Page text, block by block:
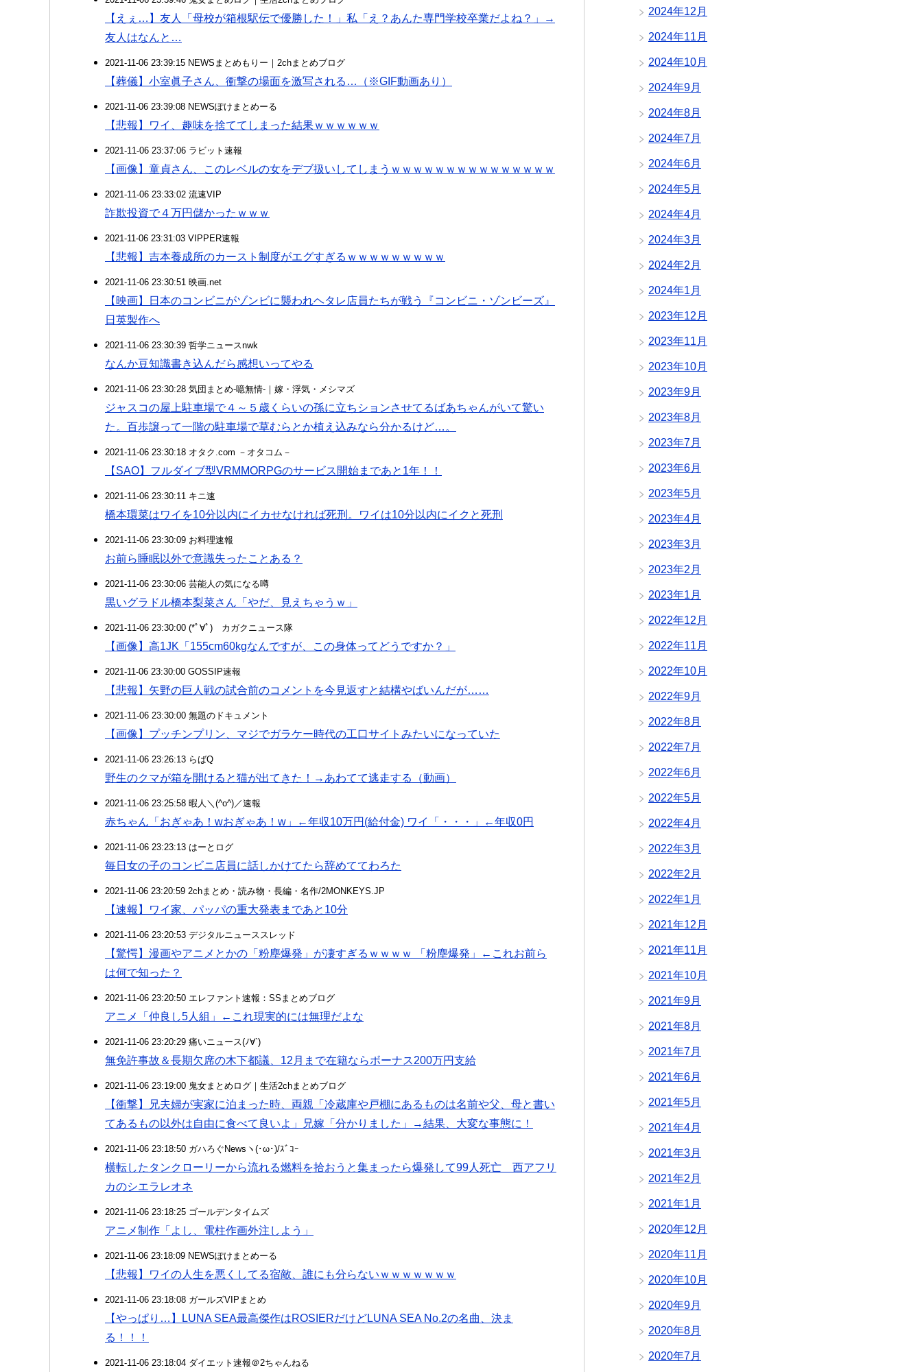
【えぇ…】友人「母校が箱根駅伝で優勝した！」私「え？あんた専門学校卒業だよね？」→
友人はなんと…
2021-11-06 23:39:15 NEWSまとめもりー｜2chまとめブログ
【葬儀】小室眞子さん、衝撃の場面を激写される…（※GIF動画あり）
2021-11-06 23:39:08 NEWSぽけまとめーる
【悲報】ワイ、趣味を捨ててしまった結果ｗｗｗｗｗｗ
2021-11-06 23:37:06 ラビット速報
【画像】童貞さん、このレベルの女をデブ扱いしてしまうｗｗｗｗｗｗｗｗｗｗｗｗｗｗｗ
2021-11-06 23:33:02 流速VIP
詐欺投資で４万円儲かったｗｗｗ
2021-11-06 23:31:03 VIPPER速報
【悲報】吉本養成所のカースト制度がエグすぎるｗｗｗｗｗｗｗｗｗ
2021-11-06 23:30:51 映画.net
【映画】日本のコンビニがゾンビに襲われヘタレ店員たちが戦う『コンビニ・ゾンビーズ』
日英製作へ
2021-11-06 23:30:39 哲学ニュースnwk
なんか豆知識書き込んだら感想いってやる
2021-11-06 23:30:28 気団まとめ-噫無情-｜嫁・浮気・メシマズ
ジャスコの屋上駐車場で４～５歳くらいの孫に立ちションさせてるばあちゃんがいて驚い
た。百歩譲って一階の駐車場で草むらとか植え込みなら分かるけど…。
2021-11-06 23:30:18 オタク.com －オタコム－
【SAO】フルダイブ型VRMMORPGのサービス開始まであと1年！！
2021-11-06 23:30:11 キニ速
橋本環菜はワイを10分以内にイカせなければ死刑。ワイは10分以内にイクと死刑
2021-11-06 23:30:09 お料理速報
お前ら睡眠以外で意識失ったことある？
2021-11-06 23:30:06 芸能人の気になる噂
黒いグラドル橋本梨菜さん「やだ、見えちゃうｗ」
2021-11-06 23:30:00 (*ﾟ∀ﾟ)ゞカガクニュース隊
【画像】高1JK「155cm60kgなんですが、この身体ってどうですか？」
2021-11-06 23:30:00 GOSSIP速報
【悲報】矢野の巨人戦の試合前のコメントを今見返すと結構やばいんだが……
2021-11-06 23:30:00 無題のドキュメント
【画像】プッチンプリン、マジでガラケー時代の工口サイトみたいになっていた
2021-11-06 23:26:13 らばQ
野生のクマが箱を開けると猫が出てきた！→あわてて逃走する（動画）
2021-11-06 23:25:58 暇人＼(^o^)／速報
赤ちゃん「おぎゃあ！wおぎゃあ！w」←年収10万円(給付金) ワイ「・・・」←年収0円
2021-11-06 23:23:13 はーとログ
毎日女の子のコンビニ店員に話しかけてたら辞めててわろた
2021-11-06 23:20:59 2chまとめ・読み物・長編・名作/2MONKEYS.JP
【速報】ワイ家、パッパの重大発表まであと10分
2021-11-06 23:20:53 デジタルニューススレッド
【驚愕】漫画やアニメとかの「粉塵爆発」が凄すぎるｗｗｗｗ 「粉塵爆発」←これお前ら
は何で知った？
2021-11-06 23:20:50 エレファント速報：SSまとめブログ
アニメ「仲良し5人組」←これ現実的には無理だよな
2021-11-06 23:20:29 痛いニュース(ﾉ∀`)
無免許事故＆長期欠席の木下都議、12月まで在籍ならボーナス200万円支給
2021-11-06 23:19:00 鬼女まとめログ｜生活2chまとめブログ
【衝撃】兄夫婦が実家に泊まった時、両親「冷蔵庫や戸棚にあるものは名前や父、母と書い
てあるもの以外は自由に食べて良いよ」兄嫁「分かりました」→結果、大変な事態に！
2021-11-06 23:18:50 ガハろぐNewsヽ(･ω･)/ｽﾞｺｰ
横転したタンクローリーから流れる燃料を拾おうと集まったら爆発して99人死亡 西アフリ
カのシエラレオネ
2021-11-06 23:18:25 ゴールデンタイムズ
アニメ制作「よし、電柱作画外注しよう」
2021-11-06 23:18:09 NEWSぽけまとめーる
【悲報】ワイの人生を悪くしてる宿敵、誰にも分らないｗｗｗｗｗｗｗ
2021-11-06 23:18:08 ガールズVIPまとめ
【やっぱり…】LUNA SEA最高傑作はROSIERだけどLUNA SEA No.2の名曲、決ま
る！！！
2021-11-06 23:18:04 ダイエット速報＠2ちゃんねる
2024年12月
2024年11月
2024年10月
2024年9月
2024年8月
2024年7月
2024年6月
2024年5月
2024年4月
2024年3月
2024年2月
2024年1月
2023年12月
2023年11月
2023年10月
2023年9月
2023年8月
2023年7月
2023年6月
2023年5月
2023年4月
2023年3月
2023年2月
2023年1月
2022年12月
2022年11月
2022年10月
2022年9月
2022年8月
2022年7月
2022年6月
2022年5月
2022年4月
2022年3月
2022年2月
2022年1月
2021年12月
2021年11月
2021年10月
2021年9月
2021年8月
2021年7月
2021年6月
2021年5月
2021年4月
2021年3月
2021年2月
2021年1月
2020年12月
2020年11月
2020年10月
2020年9月
2020年8月
2020年7月